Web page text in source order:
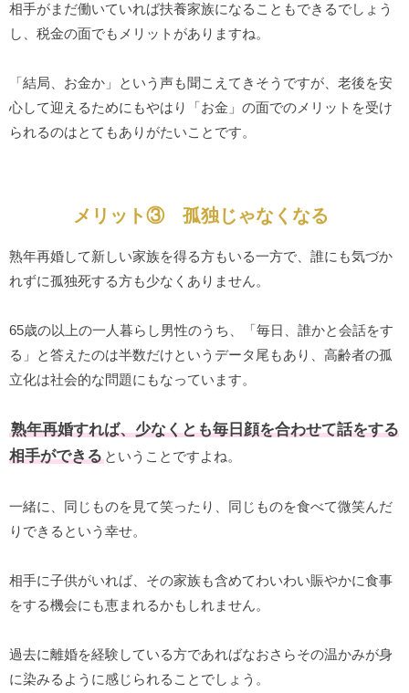
相手がまだ働いていれば扶養家族になることもできるでしょう
し、税金の面でもメリットがありますね。
「結局、お金か」という声も聞こえてきそうですが、老後を安
心して迎えるためにもやはり「お金」の面でのメリットを受け
られるのはとてもありがたいことです。
メリット③ 孤独じゃなくなる
熟年再婚して新しい家族を得る方もいる一方で、誰にも気づか
れずに孤独死する方も少なくありません。
65歳の以上の一人暮らし男性のうち、「毎日、誰かと会話をす
る」と答えたのは半数だけというデータ尾もあり、高齢者の孤
立化は社会的な問題にもなっています。
熟年再婚すれば、少なくとも毎日顔を合わせて話をする
相手ができるということですよね。
一緒に、同じものを見て笑ったり、同じものを食べて微笑んだ
りできるという幸せ。
相手に子供がいれば、その家族も含めてわいわい賑やかに食事
をする機会にも恵まれるかもしれません。
過去に離婚を経験している方であればなおさらその温かみが身
に染みるように感じられることでしょう。